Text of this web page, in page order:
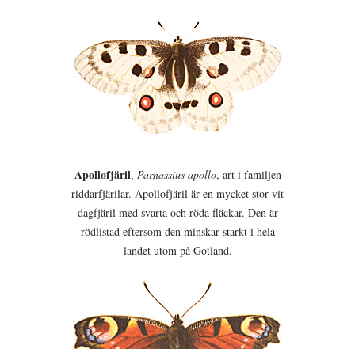
Apollofjäril, Parnassius apollo, art i familjen
riddarfjärilar. Apollofjäril är en mycket stor vit
dagfjäril med svarta och röda fläckar. Den är
rödlistad eftersom den minskar starkt i hela
landet utom på Gotland.